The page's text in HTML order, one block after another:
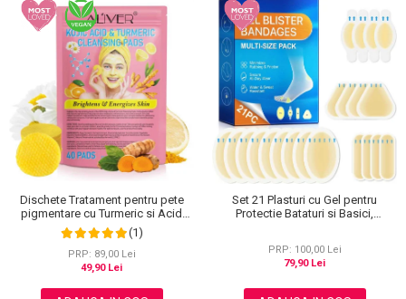
Dischete Tratament pentru pete
pigmentare cu Turmeric si Acid
kojic, Curatare in profunzime,
Aliver, 40 bucati
(1)
PRP: 89,00 Lei
49,90 Lei
Set 21 Plasturi cu Gel pentru
Protectie Bataturi si Basici,
PRP: 100,00 Lei
79,90 Lei